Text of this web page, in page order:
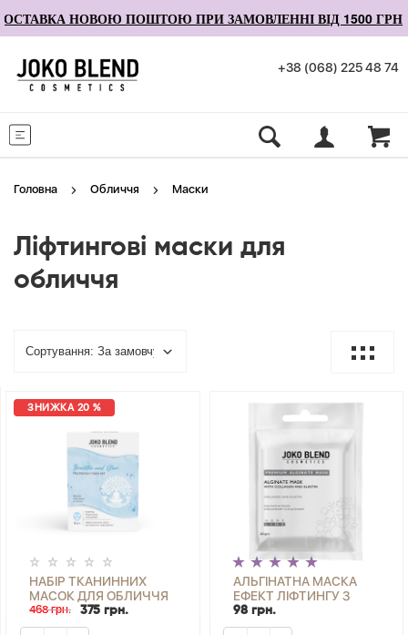
НОВОЮ ПОШТОЮ ПРИ ЗАМОВЛЕННІ ВІД 1500 ГРН
+38 (068) 225 48 74
Головна Обличчя Маски
Ліфтингові маски для
обличчя
ЗНИЖКА 20 %
НАБІР ТКАНИННИХ
МАСОК ДЛЯ ОБЛИЧЧЯ
З МЕДИТАЦІЯМИ
BREATHE AND GLOW
468 грн. 375 грн.
АЛЬГІНАТНА МАСКА
ЕФЕКТ ЛІФТИНГУ З
КОЛАГЕНОМ І
ЕЛАСТИНОМ JOKO
98 грн.